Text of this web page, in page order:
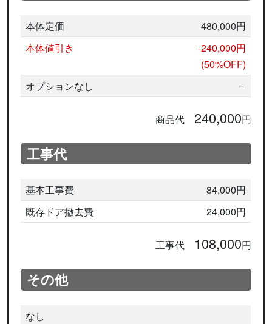
本体定価
480,000円
本体値引き
-240,000円
(50%OFF)
オプションなし
－
商品代 240,000円
工事代
基本工事費
84,000円
既存ドア撤去費
24,000円
工事代 108,000円
その他
なし